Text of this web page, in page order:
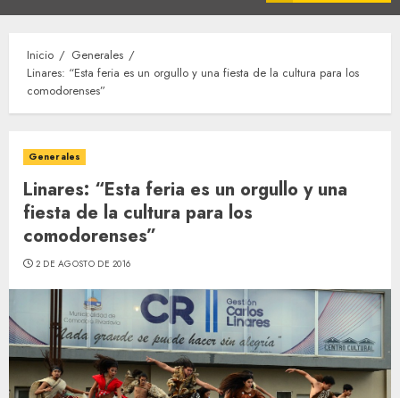
principal
Inicio
Generales
Linares: “Esta feria es un orgullo y una fiesta de la cultura para los
comodorenses”
Generales
Linares: “Esta feria es un orgullo y una
fiesta de la cultura para los
comodorenses”
2 DE AGOSTO DE 2016